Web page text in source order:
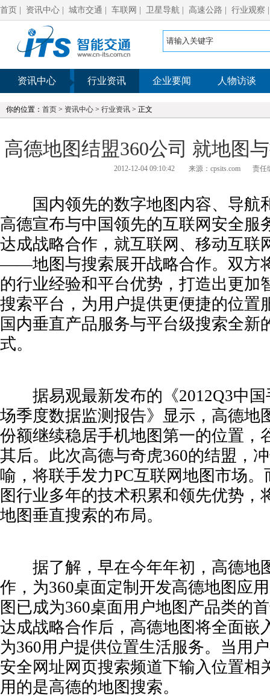
首页 资讯中心 城市交通 车联网 卫星导航 高速公路 行业观察
资讯中心 行业资讯 企业要闻 人物访谈
你的位置： 首页 > 资讯中心 > 行业资讯 > 正文
高德地图结盟360公司 就地图
2012-12-04 09:10:42 来源：cpsits.com 责任
国内领先的数字地图内容、导航
高德宣布与中国领先的互联网安全服
达成战略合作，就互联网、移动互联
——地图与搜索展开战略合作。双方
的行业经验和平台优势，打造出更加
搜索平台，为用户提供更便捷的位置
国内垂直产品服务与平台级搜索全新
式。
据易观最新发布的《2012Q3中国
场季度数据监测报告》显示，高德地
份额继续稳居手机地图第一的位置，
其后。此次高德与奇虎360的结盟，
喻，将联手发力PC互联网地图市场
图行业多年的技术积累和领先优势，
地图垂直搜索的布局。
据了解，早在今年年初，高德地
作，为360桌面定制开发高德地图应
图已成为360桌面用户地图产品类的
达成战略合作后，高德地图将全面嵌
为360用户提供位置生活服务。当用
安全网址网页搜索频道下输入位置相
用的是高德的地图搜索。
杰